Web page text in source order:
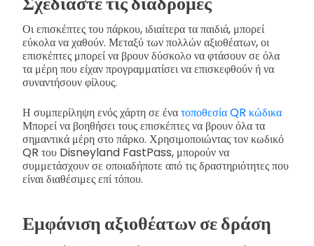
Οι επισκέπτες του πάρκου, ιδιαίτερα τα παιδιά, μπορεί
εύκολα να χαθούν. Μεταξύ των πολλών αξιοθέατων, οι
επισκέπτες μπορεί να βρουν δύσκολο να φτάσουν σε όλα
τα μέρη που είχαν προγραμματίσει να επισκεφθούν ή να
συναντήσουν φίλους.
Η συμπερίληψη ενός χάρτη σε ένατοποθεσία QR κώδικα
Μπορεί να βοηθήσει τους επισκέπτες να βρουν όλα τα
σημαντικά μέρη στο πάρκο. Χρησιμοποιώντας τον κωδικό
QR του Disneyland FastPass, μπορούν να
συμμετάσχουν σε οποιαδήποτε από τις δραστηριότητες που
είναι διαθέσιμες επί τόπου.
Εμφάνιση αξιοθέατων σε δράση